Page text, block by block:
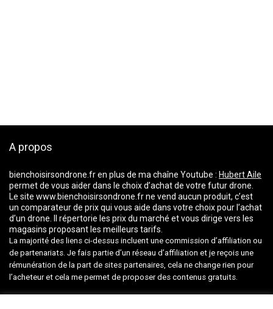
A propos
bienchoisirsondrone.fren plus de ma chaîne Youtube : Hubert Aile
permet de vous aider dans le choix d’achat de votre futur drone.
Le site www.bienchoisirsondrone.fr ne vend aucun produit, c’est
un comparateur de prix qui vous aide dans votre choix pour l’achat
d’un drone. Il répertorie les prix du marché et vous dirige vers les
magasins proposant les meilleurs tarifs.
La majorité des liens ci-dessus incluent une commission d’affiliation ou
de partenariats. Je fais partie d’un réseau d’affiliation et je reçois une
rémunération de la part de sites partenaires, cela ne change rien pour
l’acheteur et cela me permet de proposer des contenus gratuits.